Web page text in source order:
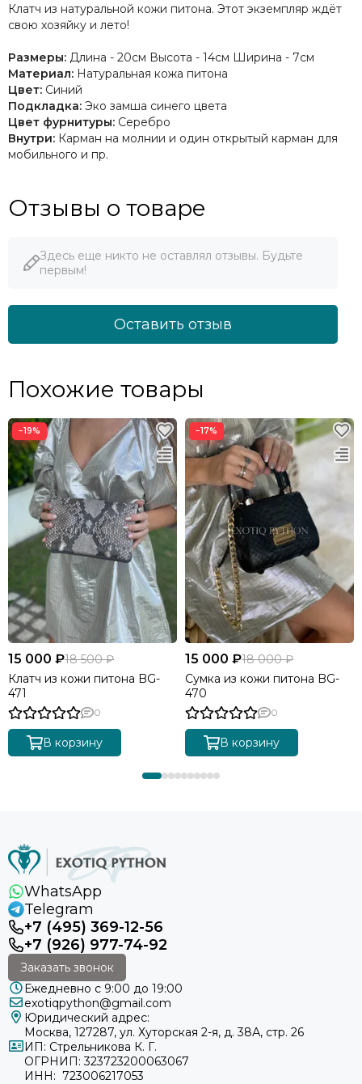
Клатч из натуральной кожи питона. Этот экземпляр ждёт
свою хозяйку и лето!
Размеры: Длина - 20см Высота - 14см Ширина - 7см
Материал: Натуральная кожа питона
Цвет: Синий
Подкладка: Эко замша синего цвета
Цвет фурнитуры: Серебро
Внутри: Карман на молнии и один открытый карман для
мобильного и пр.
Отзывы о товаре
Здесь еще никто не оставлял отзывы. Будьте
первым!
Оставить отзыв
Похожие товары
−19%
15 000 ₽18 500 ₽
Клатч из кожи питона BG-
471
0
В корзину
−17%
15 000 ₽18 000 ₽
Сумка из кожи питона BG-
470
0
В корзину
WhatsApp
Telegram
+7 (495) 369-12-56
+7 (926) 977-74-92
Заказать звонок
Ежедневно с 9:00 до 19:00
exotiqpython@gmail.com
Юридический адрес:
Москва, 127287, ул. Хуторская 2-я, д. 38А, стр. 26
ИП: Стрельникова К. Г.
ОГРНИП: 323723200063067
ИНН: 723006217053